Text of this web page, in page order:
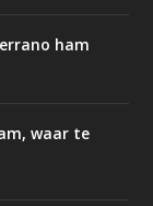
ham
waar te